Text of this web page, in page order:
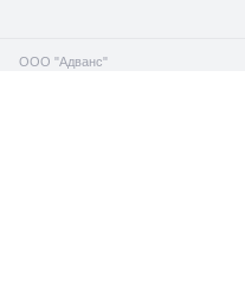
ООО "Адванс"